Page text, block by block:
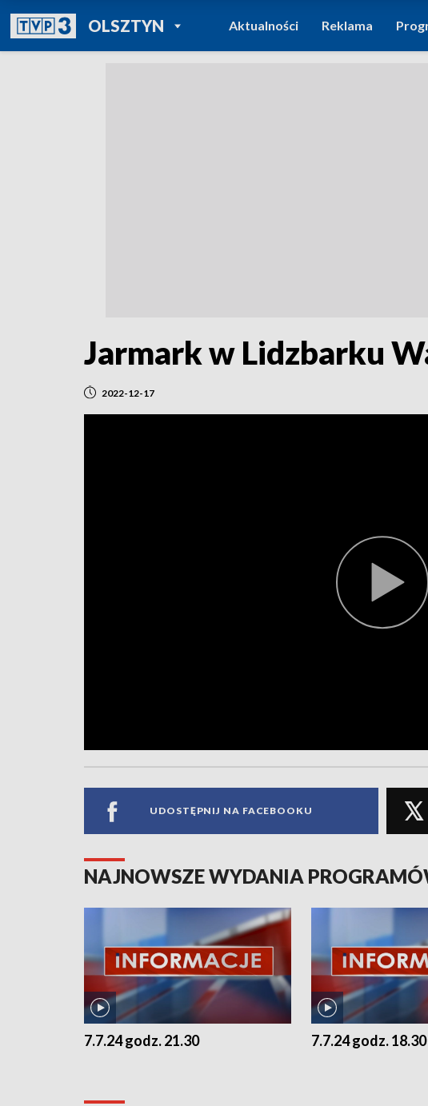
OLSZTYNPOWRÓT DO
TVP REGIONY
Aktualności Reklama
Jarmark w Lidzbarku
2022-12-17
UDOSTĘPNIJ NA FACEBOOKU
NAJNOWSZE WYDANIA
7.7.24 godz. 21.30 7.7.24 godz. 18.30